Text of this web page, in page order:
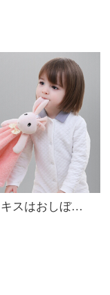
ソフトキスはおしぼりを拭いて挂けます。かわいいキャラクターです。赤ちゃんはおしぼりを涂ります。幼稚园から友达や恋人同士に厚いおしぼりをあげます。